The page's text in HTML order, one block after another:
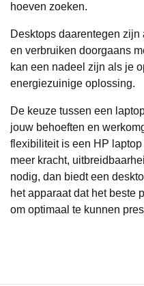
hoeven zoeken.
Desktops daarentegen
en verbruiken doorgaans
kan een nadeel zijn als je
energiezuinige oplossing.
De keuze tussen een
jouw behoeften en
flexibiliteit is een HP
meer kracht,
nodig, dan biedt een
het apparaat dat het beste
om optimaal te kunnen